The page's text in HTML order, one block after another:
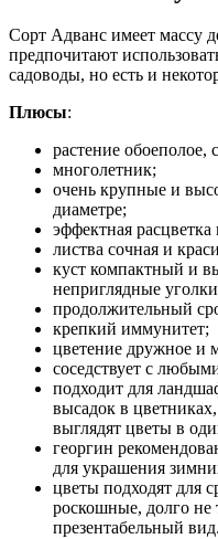
Сорт Адванс имеет массу
предпочитают
садоводы, но есть и
Плюсы:
растение обоеполое,
многолетник;
очень крупные и
диаметре;
эффектная
листва сочная и
куст компактный и
неприглядные
продолжительный
крепкий иммунитет;
цветение дружное и
соседствует с
подходит для
высадок в
выглядят цветы в
георгин
для украшения
цветы подходят для
роскошные, долго не
презентабельный вид.